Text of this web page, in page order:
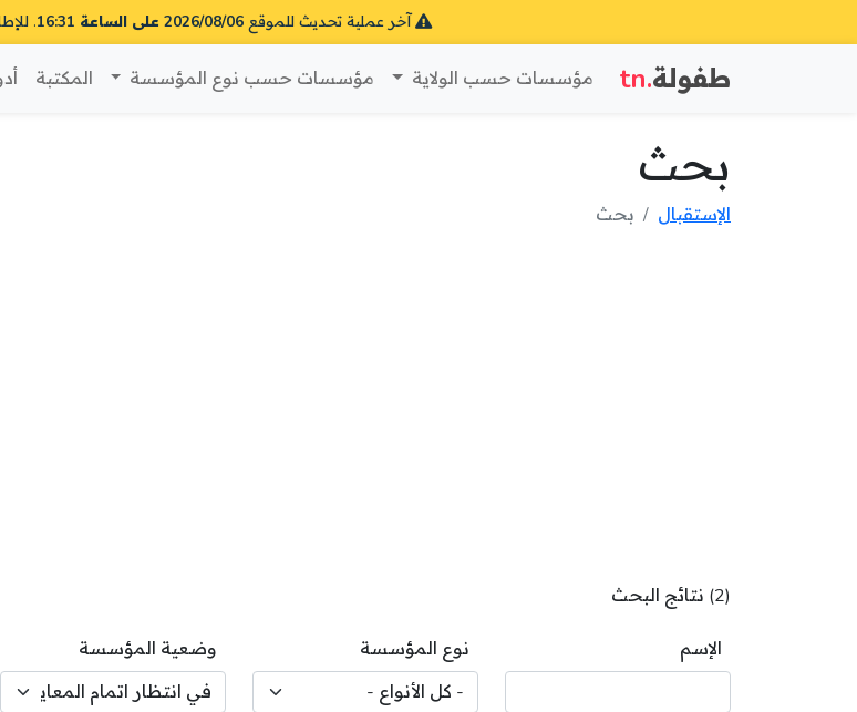
آخر عملية تحديث للموقع 2026/08/06 على الساعة 16:31 .
طفولة.tn مؤسسات حسب الولاية مؤسسات حسب نوع المؤسسة المكتبة
بحث
الإستقبال بحث
(2) نتائج البحث
الإسم نوع المؤسسة وضعية المؤسسة